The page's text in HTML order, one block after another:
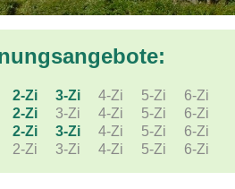
2-Zi 3-Zi 4-Zi 5-Zi
6-Zi
2-Zi 3-Zi 4-Zi 5-Zi
6-Zi
2-Zi 3-Zi 4-Zi 5-Zi
6-Zi
2-Zi 3-Zi 4-Zi 5-Zi 6-Zi